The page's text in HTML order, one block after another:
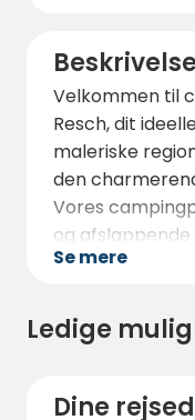
Beskrivelse
Velkommen til
Resch, dit
maleriske
den
Vores
og
uforglemmelig
generøse
Se mere
Ledige
Dine